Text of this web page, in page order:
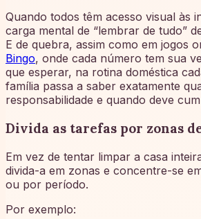
Quando todos têm acesso visual às
carga mental de “lembrar de tudo”
E de quebra, assim como em jogos
Bingo, onde cada número tem sua
que esperar, na rotina doméstica
família passa a saber exatamente
responsabilidade e quando deve
Divida as tarefas por zonas
Em vez de tentar limpar a casa
divida-a em zonas e concentre-se
ou por período.
Por exemplo: